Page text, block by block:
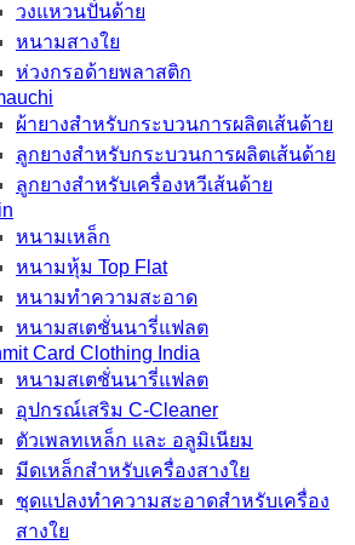
วงแหวนปั่นด้าย
หนามสางใย
ห่วงกรอด้ายพลาสติก
ผ้ายางสำหรับกระบวนการผลิตเส้นด้าย
ลูกยางสำหรับกระบวนการผลิตเส้นด้าย
ลูกยางสำหรับเครื่องหวีเส้นด้าย
หนามเหล็ก
หนามหุ้ม Top Flat
หนามทำความสะอาด
หนามสเตชั่นนารี่แฟลต
Card Clothing India
หนามสเตชั่นนารี่แฟลต
อุปกรณ์เสริม C-Cleaner
ตัวเพลทเหล็ก และ อลูมิเนียม
มีดเหล็กสำหรับเครื่องสางใย
ชุดแปลงทำความสะอาดสำหรับเครื่อง
สางใย